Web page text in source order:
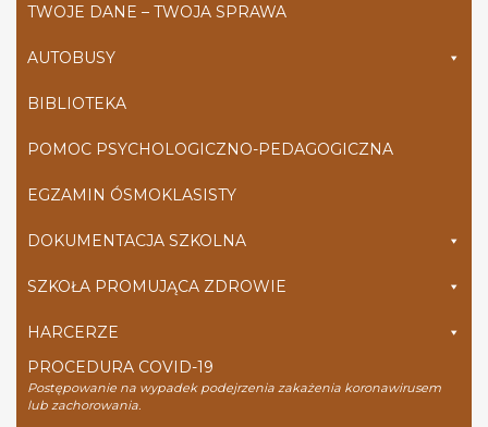
TWOJE DANE – TWOJA SPRAWA
AUTOBUSY
BIBLIOTEKA
POMOC PSYCHOLOGICZNO-PEDAGOGICZNA
EGZAMIN ÓSMOKLASISTY
DOKUMENTACJA SZKOLNA
SZKOŁA PROMUJĄCA ZDROWIE
HARCERZE
PROCEDURA COVID-19
Postępowanie na wypadek podejrzenia zakażenia koronawirusem
lub zachorowania.